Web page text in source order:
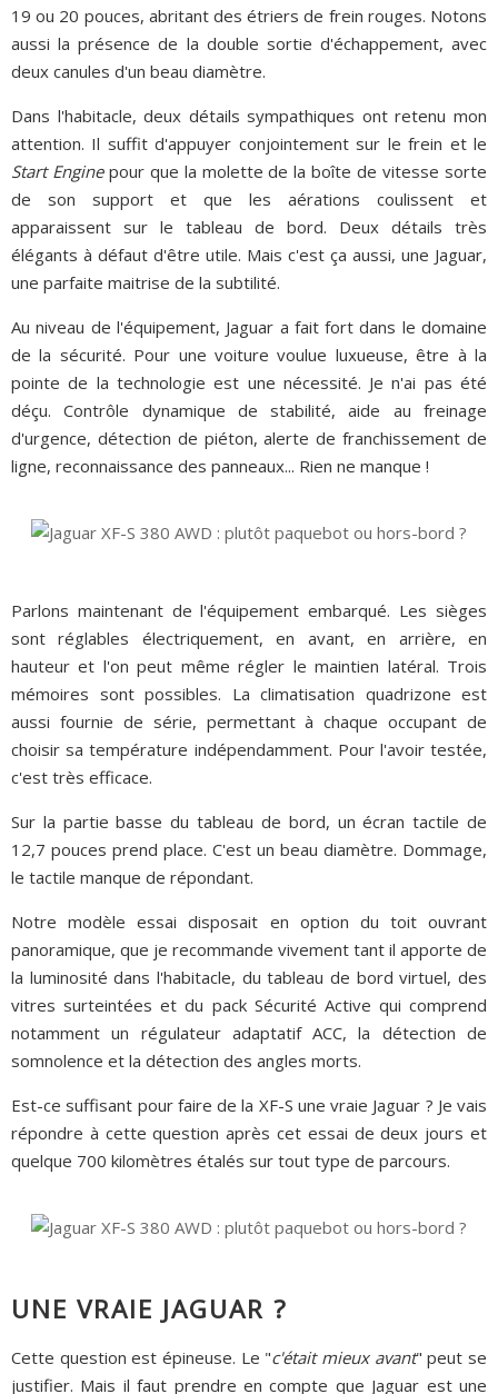
19 ou 20 pouces, abritant des étriers de frein rouges. Notons
aussi la présence de la double sortie d'échappement, avec
deux canules d'un beau diamètre.
Dans l'habitacle, deux détails sympathiques ont retenu mon
attention. Il suffit d'appuyer conjointement sur le frein et le
Start Enginepour que la molette de la boîte de vitesse sorte
de son support et que les aérations coulissent et
apparaissent sur le tableau de bord. Deux détails très
élégants à défaut d'être utile. Mais c'est ça aussi, une Jaguar,
une parfaite maitrise de la subtilité.
Au niveau de l'équipement, Jaguar a fait fort dans le domaine
de la sécurité. Pour une voiture voulue luxueuse, être à la
pointe de la technologie est une nécessité. Je n'ai pas été
déçu. Contrôle dynamique de stabilité, aide au freinage
d'urgence, détection de piéton, alerte de franchissement de
ligne, reconnaissance des panneaux... Rien ne manque !
Parlons maintenant de l'équipement embarqué. Les sièges
sont réglables électriquement, en avant, en arrière, en
hauteur et l'on peut même régler le maintien latéral. Trois
mémoires sont possibles. La climatisation quadrizone est
aussi fournie de série, permettant à chaque occupant de
choisir sa température indépendamment. Pour l'avoir testée,
c'est très efficace.
Sur la partie basse du tableau de bord, un écran tactile de
12,7 pouces prend place. C'est un beau diamètre. Dommage,
le tactile manque de répondant.
Notre modèle essai disposait en option du toit ouvrant
panoramique, que je recommande vivement tant il apporte de
la luminosité dans l'habitacle, du tableau de bord virtuel, des
vitres surteintées et du pack Sécurité Active qui comprend
notamment un régulateur adaptatif ACC, la détection de
somnolence et la détection des angles morts.
Est-ce suffisant pour faire de la XF-S une vraie Jaguar ? Je vais
répondre à cette question après cet essai de deux jours et
quelque 700 kilomètres étalés sur tout type de parcours.
UNE VRAIE JAGUAR ?
Cette question est épineuse. Le "c'était mieux avant" peut se
justifier. Mais il faut prendre en compte que Jaguar est une